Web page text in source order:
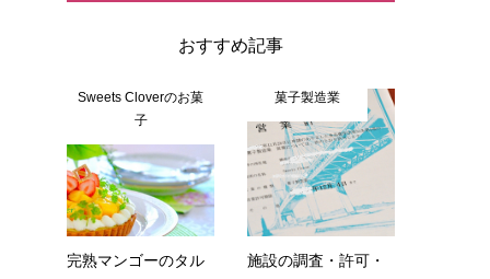
おすすめ記事
Sweets Cloverのお菓
子
完熟マンゴーのタル
菓子製造業
施設の調査・許可・